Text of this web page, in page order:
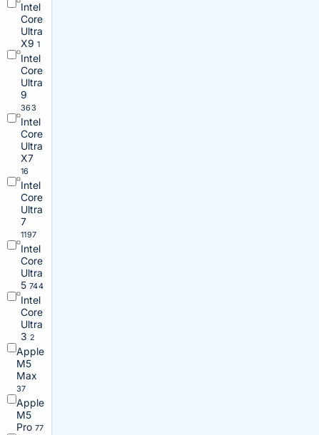
Intel
Core
Ultra
X91
Intel
Core
Ultra
9
363
Intel
Core
Ultra
X7
16
Intel
Core
Ultra
7
1197
Intel
Core
Ultra
5 744
Intel
Core
Ultra
3 2
Apple
M5
Max
37
Apple
M5
Pro 77